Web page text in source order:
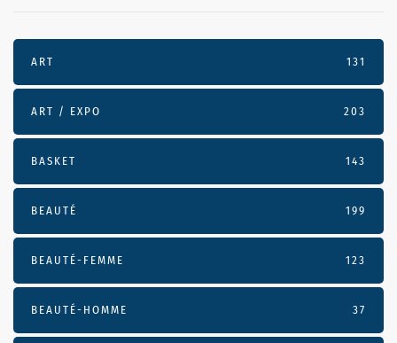
ART 131
ART / EXPO 203
BASKET 143
BEAUTÉ 199
BEAUTÉ-FEMME 123
BEAUTÉ-HOMME 37